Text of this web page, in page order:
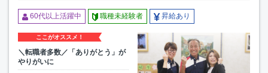
60代以上活躍中 職種未経験者 昇給あり
ここがオススメ！
＼転職者多数／「ありがとう」が
やりがいに